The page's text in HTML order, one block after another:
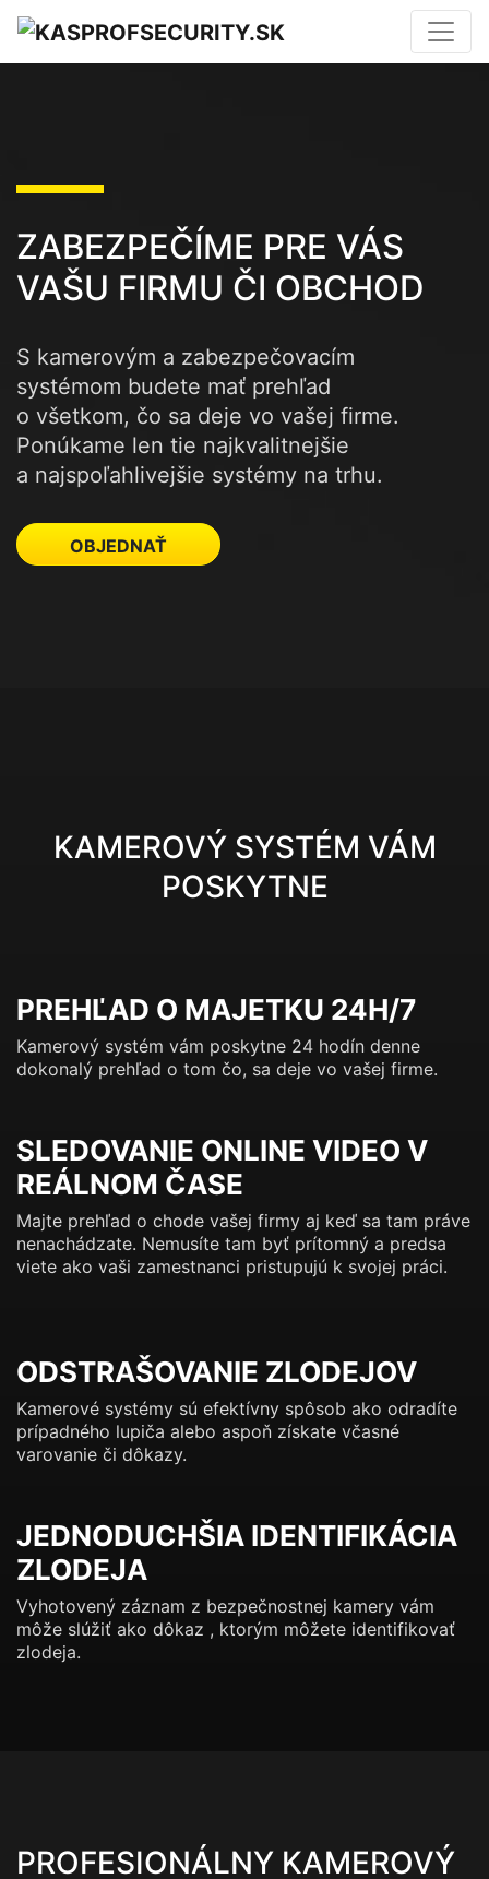
ZABEZPEČÍME PRE VÁS
VAŠU FIRMU ČI OBCHOD
S kamerovým a zabezpečovacím
systémom budete mať prehľad
o všetkom, čo sa deje vo vašej firme.
Ponúkame len tie najkvalitnejšie
a najspoľahlivejšie systémy na trhu.
OBJEDNAŤ
KAMEROVÝ SYSTÉM VÁM
POSKYTNE
PREHĽAD O MAJETKU 24H/7
Kamerový systém vám poskytne 24 hodín denne
dokonalý prehľad o tom čo, sa deje vo vašej firme.
SLEDOVANIE ONLINE VIDEO V
REÁLNOM ČASE
Majte prehľad o chode vašej firmy aj keď sa tam práve
nenachádzate. Nemusíte tam byť prítomný a predsa
viete ako vaši zamestnanci pristupujú k svojej práci.
ODSTRAŠOVANIE ZLODEJOV
Kamerové systémy sú efektívny spôsob ako odradíte
prípadného lupiča alebo aspoň získate včasné
varovanie či dôkazy.
JEDNODUCHŠIA IDENTIFIKÁCIA
ZLODEJA
Vyhotovený záznam z bezpečnostnej kamery vám
môže slúžiť ako dôkaz , ktorým môžete identifikovať
zlodeja.
PROFESIONÁLNY KAMEROVÝ